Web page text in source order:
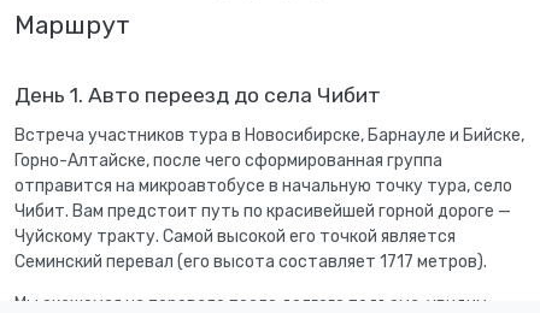
Маршрут
День 1. Авто переезд до села Чибит
Встреча участников тура в Новосибирске, Барнауле и Бийске,
Горно-Алтайске, после чего сформированная группа
отправится на микроавтобусе в начальную точку тура, село
Чибит. Вам предстоит путь по красивейшей горной дороге —
Чуйскому тракту. Самой высокой его точкой является
Семинский перевал (его высота составляет 1717 метров).
Мы окажемся на перевале после долгого подъема, увидим